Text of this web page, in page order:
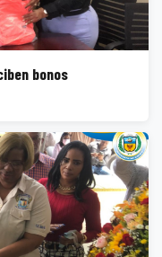
bonos